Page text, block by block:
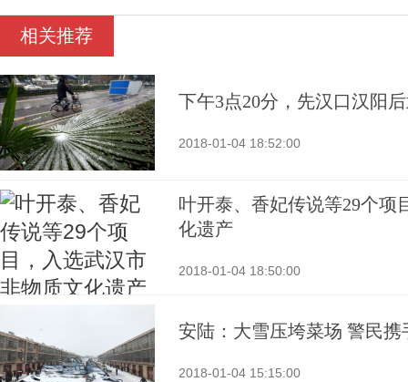
相关推荐
下午3点20分，先汉口汉阳
2018-01-04 18:52:00
叶开泰、香妃传说等29个项
化遗产
2018-01-04 18:50:00
安陆：大雪压垮菜场 警民携
2018-01-04 15:15:00